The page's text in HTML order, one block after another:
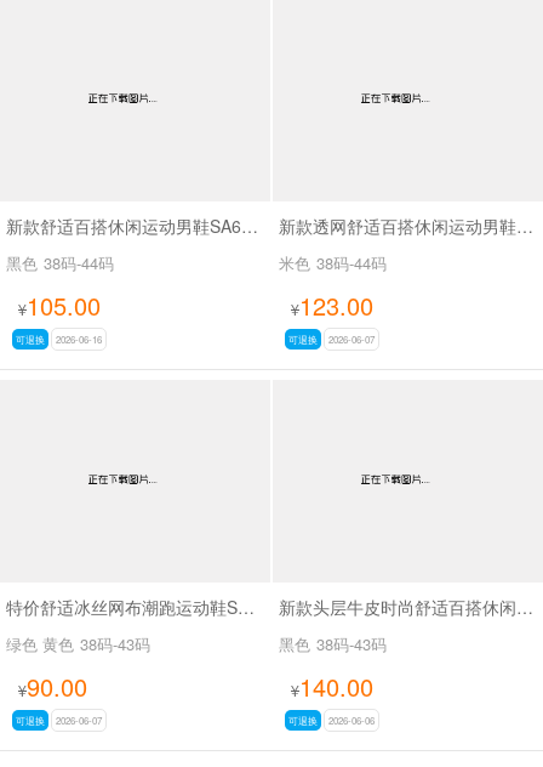
新款舒适百搭休闲运动男鞋SA63817
黑色 38码-44码
¥105.00
可退换 2026-06-16
新款透网舒适百搭休闲运动男鞋SA756
米色 38码-44码
¥123.00
可退换 2026-06-07
特价舒适冰丝网布潮跑运动鞋SA25678
绿色 黄色 38码-43码
¥90.00
可退换 2026-06-07
新款头层牛皮时尚舒适百搭休闲商务鞋SA9507
黑色 38码-43码
¥140.00
可退换 2026-06-06